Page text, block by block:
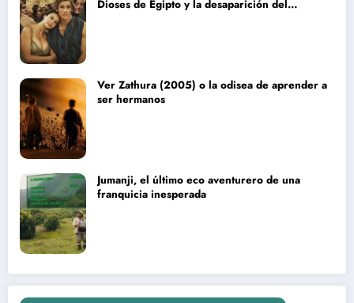
Dioses de Egipto y la desaparición del
Ver Zathura (2005) o la odisea de aprender a
ser hermanos
Jumanji, el último eco aventurero de una
franquicia inesperada